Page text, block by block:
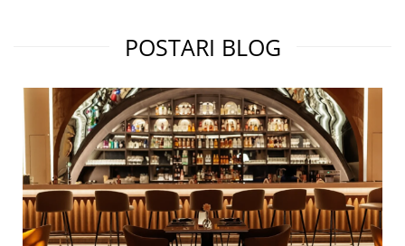
POSTARI BLOG